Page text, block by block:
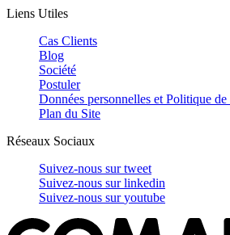
Liens Utiles
Cas Clients
Blog
Société
Postuler
Données personnelles et Politique
Plan du Site
Réseaux Sociaux
Suivez-nous surtweet
Suivez-nous surlinkedin
Suivez-nous suryoutube